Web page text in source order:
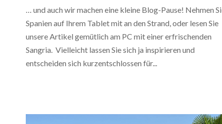
… und auch wir machen eine kleine Blog-Pause! Nehmen
Spanien auf Ihrem Tablet mit an den Strand, oder lesen Sie
unsere Artikel gemütlich am PC mit einer erfrischenden
Sangria. Vielleicht lassen Sie sich ja inspirieren und
entscheiden sich kurzentschlossen für...